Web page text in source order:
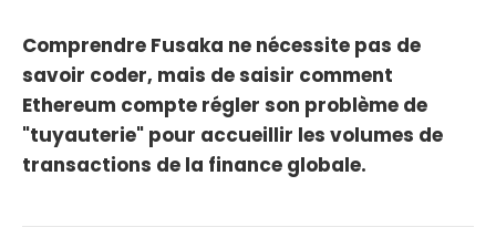
Comprendre Fusaka ne nécessite pas de
savoir coder, mais de saisir comment
Ethereum compte régler son problème de
"tuyauterie" pour accueillir les volumes de
transactions de la finance globale.